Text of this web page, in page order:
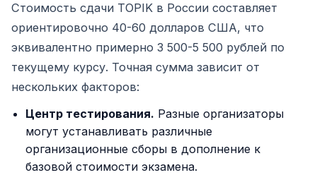
Стоимость сдачи TOPIK в России составляет
ориентировочно 40-60 долларов США, что
эквивалентно примерно 3 500-5 500 рублей по
текущему курсу. Точная сумма зависит от
нескольких факторов:
Центр тестирования. Разные организаторы
могут устанавливать различные
организационные сборы в дополнение к
базовой стоимости экзамена.